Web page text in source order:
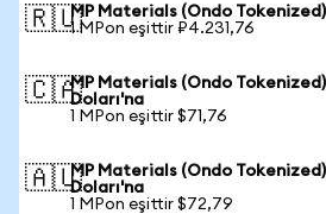
🇷🇺MP Materials (Ondo
1 MPon eşittir ₽4.231,76
🇨🇦MP Materials (Ondo
Doları'na
1 MPon eşittir $71,76
🇦🇺MP Materials (Ondo
Doları'na
1 MPon eşittir $72,79